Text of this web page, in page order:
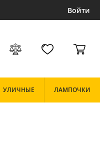
Войти
УЛИЧНЫЕ ЛАМПОЧКИ